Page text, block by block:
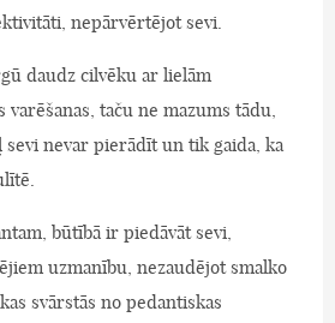
nepārvērtējot sevi.
daudz cilvēku ar lielām
varēšanas, taču ne mazums tādu,
sevi nevar pierādīt un tik gaida, ka
būtībā ir piedāvāt sevi,
uzmanību, nezaudējot smalko
svārstās no pedantiskas